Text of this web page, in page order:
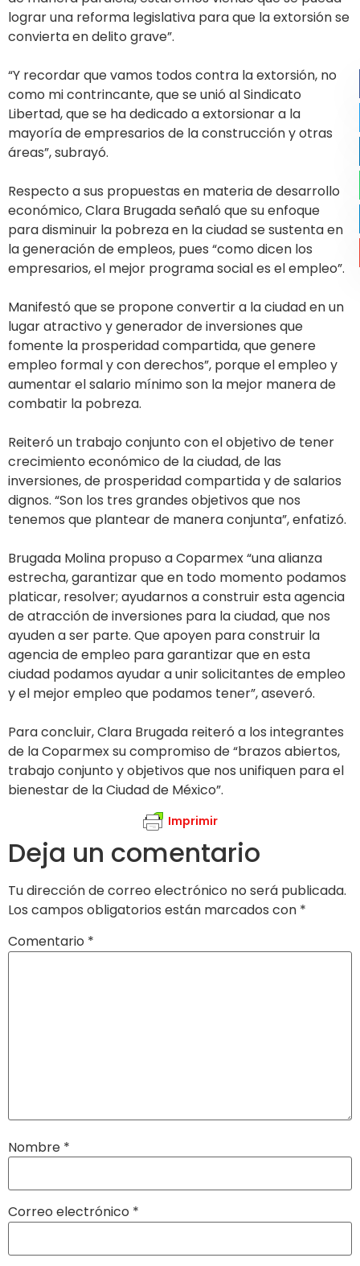
lograr una reforma legislativa para que la extorsión se
convierta en delito grave”.
“Y recordar que vamos todos contra la extorsión, no
como mi contrincante, que se unió al Sindicato
Libertad, que se ha dedicado a extorsionar a la
mayoría de empresarios de la construcción y otras
áreas”, subrayó.
Respecto a sus propuestas en materia de desarrollo
económico, Clara Brugada señaló que su enfoque
para disminuir la pobreza en la ciudad se sustenta en
la generación de empleos, pues “como dicen los
empresarios, el mejor programa social es el empleo”.
Manifestó que se propone convertir a la ciudad en un
lugar atractivo y generador de inversiones que
fomente la prosperidad compartida, que genere
empleo formal y con derechos”, porque el empleo y
aumentar el salario mínimo son la mejor manera de
combatir la pobreza.
Reiteró un trabajo conjunto con el objetivo de tener
crecimiento económico de la ciudad, de las
inversiones, de prosperidad compartida y de salarios
dignos. “Son los tres grandes objetivos que nos
tenemos que plantear de manera conjunta”, enfatizó.
Brugada Molina propuso a Coparmex “una alianza
estrecha, garantizar que en todo momento podamos
platicar, resolver; ayudarnos a construir esta agencia
de atracción de inversiones para la ciudad, que nos
ayuden a ser parte. Que apoyen para construir la
agencia de empleo para garantizar que en esta
ciudad podamos ayudar a unir solicitantes de empleo
y el mejor empleo que podamos tener”, aseveró.
Para concluir, Clara Brugada reiteró a los integrantes
de la Coparmex su compromiso de “brazos abiertos,
trabajo conjunto y objetivos que nos unifiquen para el
bienestar de la Ciudad de México”.
Imprimir
Deja un comentario
Tu dirección de correo electrónico no será publicada.
Los campos obligatorios están marcados con *
Comentario *
Nombre *
Correo electrónico *